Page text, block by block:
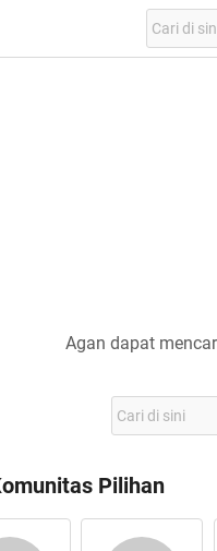
Agan dapat
Pilihan